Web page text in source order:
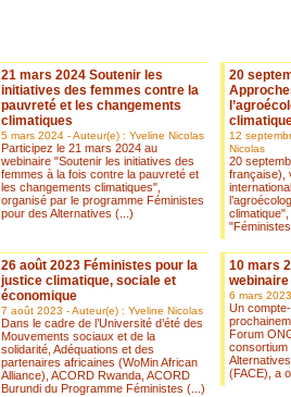
21 mars 2024 Soutenir les
initiatives des femmes contre la
pauvreté et les changements
climatiques
5 mars 2024 - Auteur(e) : Yveline Nicolas
Participez le 21 mars 2024 au
webinaire "Soutenir les initiatives des
femmes à la fois contre la pauvreté et
les changements climatiques",
organisé par le programme Féministes
pour des Alternatives (...)
20
12
Nicolas
20
française),
26 août 2023 Féministes pour la
justice climatique, sociale et
économique
7 août 2023 - Auteur(e) : Yveline Nicolas
Dans le cadre de l’Université d’été des
Mouvements sociaux et de la
solidarité, Adéquations et des
partenaires africaines (WoMin African
Alliance), ACORD Rwanda, ACORD
Burundi du Programme Féministes (...)
10 mars
webinaire
6 mars
Un
Forum
consortium
(FACE), a